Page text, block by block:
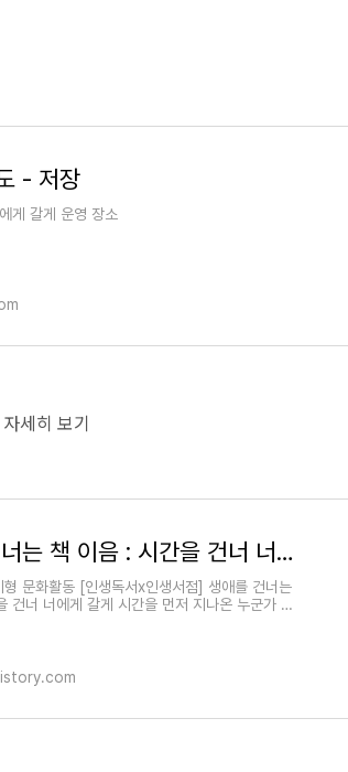
- 저장
게 갈게 운영 장소
세히 보기
생애를 건너는 책 이음 : 시간을 건너 너에게 갈게
문화활동 [인생독서x인생서점] 생애를 건너는
건너 너에게 갈게 시간을 먼저 지나온 누군가 당